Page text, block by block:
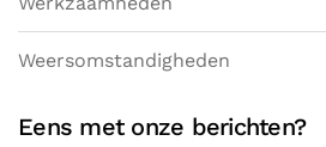
Weersomstandigheden
Eens met onze berichten?